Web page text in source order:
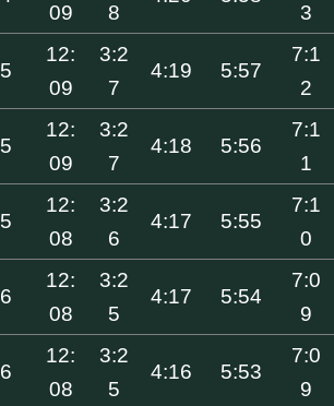
09
8
3
12:
09
3:2
7
4:19 5:57
7:1
2
12:
09
3:2
7
4:18 5:56
7:1
1
12:
08
3:2
6
4:17 5:55
7:1
0
12:
08
3:2
5
4:17 5:54
7:0
9
12:
08
3:2
5
4:16 5:53
7:0
9